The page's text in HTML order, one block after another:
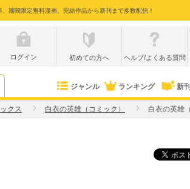
期間限定無料漫画、完結作品から新刊まで多数配信！
ログイン 初めての方へ ヘルプ/よくある質問
ジャンル ランキング 新刊
クス 白衣の英雄（コミック） 白衣の英雄